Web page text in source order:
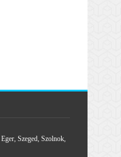
Eger, Szeged, Szolnok,